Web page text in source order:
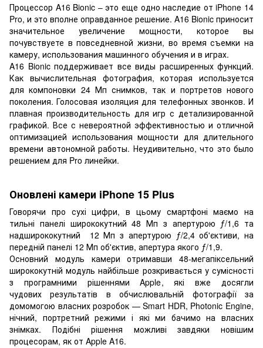
Процессор A16 Bionic – это еще одно наследие от iPhone 14
Pro, и это вполне оправданное решение. A16 Bionic приносит
значительное увеличение мощности, которое вы
почувствуете в повседневной жизни, во время съемки на
камеру, использования машинного обучения и в играх.
A16 Bionic поддерживает все виды расширенных функций.
Как вычислительная фотография, которая используется
для компоновки 24 Мп снимков, так и портретов нового
поколения. Голосовая изоляция для телефонных звонков. И
плавная производительность для игр с детализированной
графикой. Все с невероятной эффективностью и отличной
оптимизацией использования мощности для длительного
времени автономной работы. Неудивительно, что это было
решением для Pro линейки.
Оновлені камери iPhone 15 Plus
Говорячи про сухі цифри, в цьому смартфоні маємо на
тильні панелі ширококутний 48 Мп з апертурою ƒ/1,6 та
надширококутний 12 Мп з апертурою ƒ/2,4 об'єктиви, на
передній панелі 12 Мп об'єктив, апертура якого ƒ/1,9.
Основний модуль камери отримавши 48-мегапіксельний
ширококутній модуль найбільше розкривається у сумісності
з програмними рішеннями Apple, які вже досягли
чудових результатів в обчислювальній фотографії за
домомогою власних розробок — Smart HDR, Photonic Engine,
нічний, портретний режими і які ми бачимо на власних
знімках. Подібні рішення можливі завдяки новішим
процесорам, як от Apple A16.